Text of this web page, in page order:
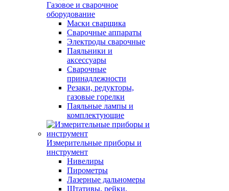
Газовое и сварочное
оборудование
Маски сварщика
Сварочные аппараты
Электроды сварочные
Паяльники и
аксессуары
Сварочные
принадлежности
Резаки, редукторы,
газовые горелки
Паяльные лампы и
комплектующие
Измерительные приборы и
инструмент
Нивелиры
Пирометры
Лазерные дальномеры
Штативы, рейки,